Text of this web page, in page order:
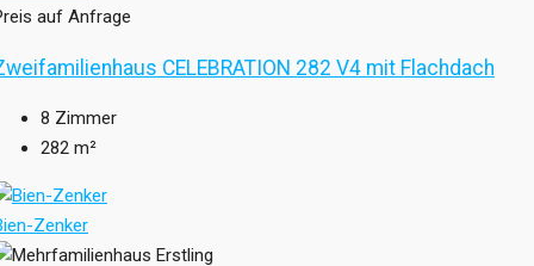
auf Anfrage
CELEBRATION 282 V4 mit Flachdach
8 Zimmer
282 m²
Zenker